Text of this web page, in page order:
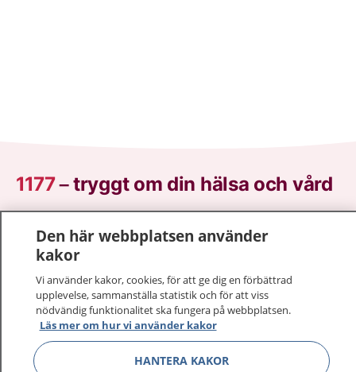
1177–tryggt om din hälsa och vård
sjukdomar och vilka mottagningar du kan kontakta.
Logga in för att läsa din journal och göra dina
vårdärenden. Ring telefonnummer 1177 för
sjukvårdsrådgivning dygnet runt.
1177 ger dig råd när du vill må bättre.
Den här webbplatsen använder
kakor
Vi använder kakor, cookies, för att ge dig en förbättrad
upplevelse, sammanställa statistik och för att viss
nödvändig funktionalitet ska fungera på webbplatsen.
Läs mer om hur vi använder kakor
HANTERA KAKOR